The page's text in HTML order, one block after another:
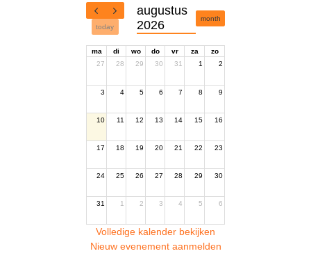
today
augustus
2026
month
ma di wo do vr za
zo
27
28 29 30 31 1 2
3 4 5 6 7 8 9
10 11 12 13 14 15 16
17 18 19 20 21 22 23
24 25 26 27 28 29 30
31 1 2 3 4 5 6
Volledige kalender bekijken
Nieuw evenement aanmelden